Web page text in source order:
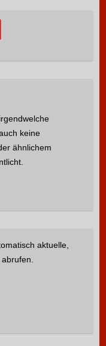
keine
ähnlichem
aktuelle,